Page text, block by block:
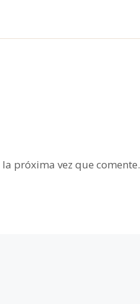
próxima vez que comente.